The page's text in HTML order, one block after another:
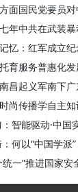
昌起义军南下